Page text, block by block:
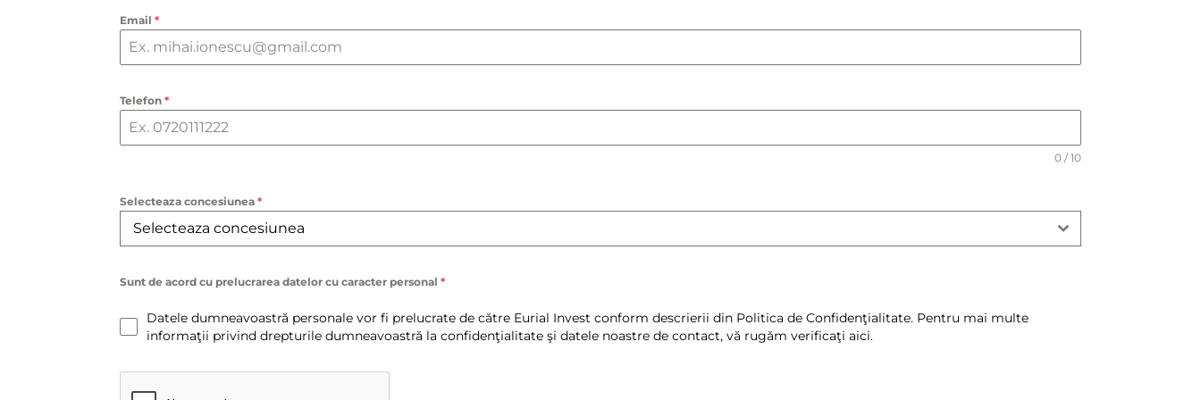
Email*
Telefon*
0 / 10
Selecteaza concesiunea*
Selecteaza concesiunea
Sunt de acord cu prelucrarea datelor cu caracter personal*
Datele dumneavoastră personale vor fi prelucrate de către Eurial Invest conform descrierii din Politica de Confidenţialitate. Pentru mai multe
informaţii privind drepturile dumneavoastră la confidenţialitate şi datele noastre de contact, vă rugăm verificaţi aici.